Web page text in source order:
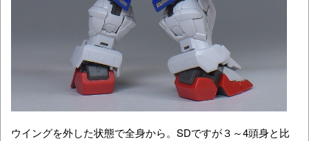
ウイングを外した状態で全身から。SDですが３～4頭身と比